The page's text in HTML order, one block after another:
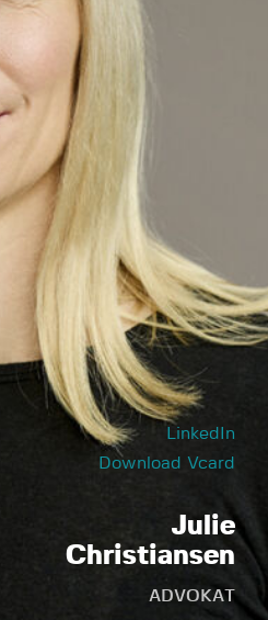
LinkedIn
Download Vcard
Julie
Christiansen
ADVOKAT